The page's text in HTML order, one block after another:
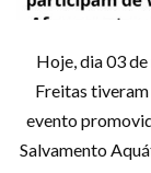
Hoje, dia 03
Freitas
evento
Salvamento